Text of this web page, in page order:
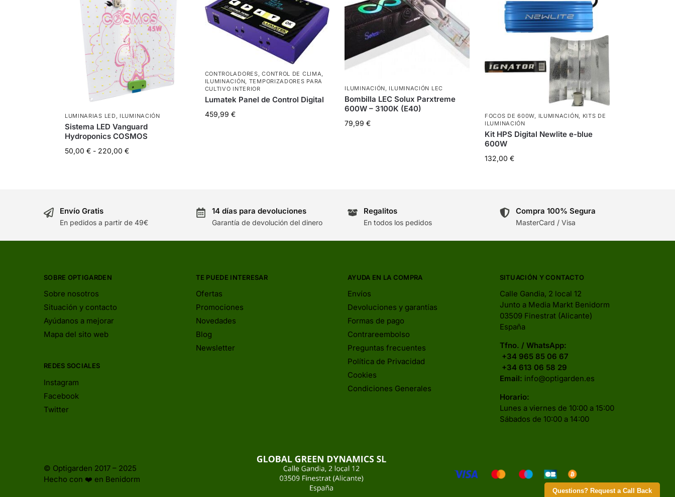
Questions? Request a Call Back
LUMINARIAS LED, ILUMINACIÓN
Sistema LED Vanguard
Hydroponics COSMOS
50,00 € - 220,00 €
CONTROLADORES ,CONTROL DE CLIMA
ILUMINACIÓN TEMPORIZADORES PARA
CULTIVO INTERIOR
Lumatek Panel de Control Digital
459,99 €
ILUMINACIÓN ILUMINACIÓN LEC
Bombilla LEC Solux Parxtreme
600W – 3100K (E40)
79,99€
FOCOS DE 600W, ILUMINACIÓN, KITS DE
ILUMINACIÓN
Kit HPS Digital Newlite e-blue
600W
132,00€
Envío Gratis
En pedidos a partir de 49€
14 días para devoluciones
Garantía de devolución del dinero
Regalitos
En todos los pedidos
Compra 100% Segura
MasterCard / Visa
SOBRE OPTIGARDEN
Sobre nosotros
Situación y contacto
Ayúdanos a mejorar
Mapa del sito web
REDES SOCIALES
Instagram
Facebook
Twitter
TE PUEDE INTERESAR
Ofertas
Promociones
Novedades
Blog
Newsletter
AYUDA EN LA COMPRA
Envíos
Devoluciones y garantías
Formas de pago
Contrareembolso
Preguntas frecuentes
Política de Privacidad
Cookies
Condiciones Generales
SITUACIÓN Y CONTACTO
Calle Gandia, 2 local 12
Junto a Media Markt Benidorm
03509 Finestrat (Alicante)
España
Tfno. / WhatsApp:
+34 965 85 06 67
+34 613 06 58 29
Email: info@optigarden.es
Horario:
Lunes a viernes de 10:00 a 15:00
Sábados de 10:00 a 14:00
© Optigarden 2017 – 2025
Hecho con ❤️ en Benidorm